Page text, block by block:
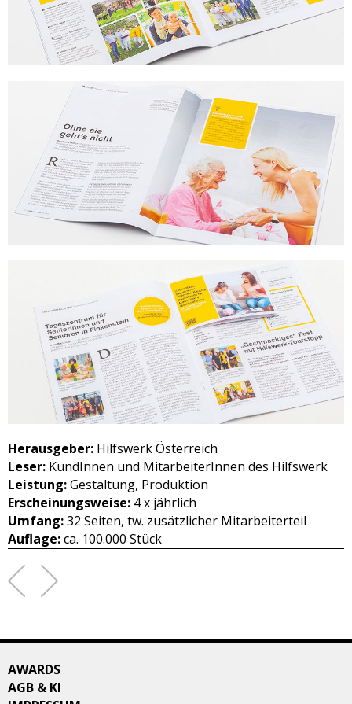
Herausgeber: Hilfswerk Österreich
Leser: KundInnen und MitarbeiterInnen des Hilfswerk
Leistung:Gestaltung, Produktion
Erscheinungsweise: 4 x jährlich
Umfang:32 Seiten, tw. zusätzlicher Mitarbeiterteil
Auflage:ca. 100.000 Stück
AWARDS
AGB & KI